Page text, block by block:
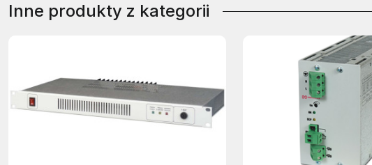
Inne produkty z kategorii